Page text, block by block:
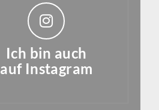
Ich bin auch
auf Instagram